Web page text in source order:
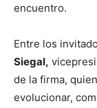
encuentro.
Entre los
Siegal,
de la firma,
evolucionar,